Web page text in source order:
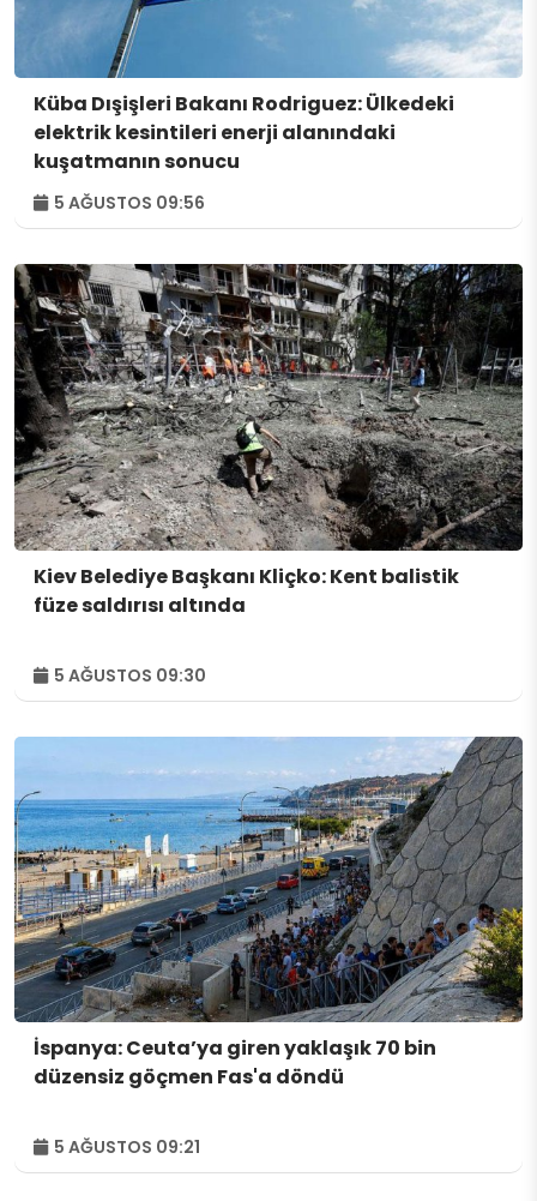
Küba Dışişleri Bakanı Rodriguez: Ülkedeki
elektrik kesintileri enerji alanındaki
kuşatmanın sonucu
5 AĞUSTOS 09:56
Kiev Belediye Başkanı Kliçko: Kent balistik
füze saldırısı altında
5 AĞUSTOS 09:30
İspanya: Ceuta’ya giren yaklaşık 70 bin
düzensiz göçmen Fas'a döndü
5 AĞUSTOS 09:21